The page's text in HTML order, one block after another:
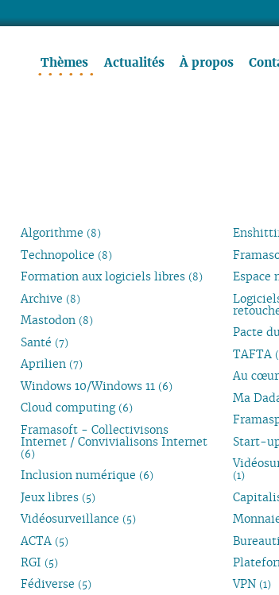
Thèmes Actualités À propos
Algorithme (8)
Technopolice (8)
Formation aux logiciels libres (8)
Archive (8)
Mastodon (8)
Santé (7)
Aprilien (7)
Windows 10/Windows 11 (6)
Cloud computing (6)
Framasoft - Collectivisons
Internet / Convivialisons Internet
(6)
Inclusion numérique (6)
Jeux libres (5)
Vidéosurveillance (5)
ACTA (5)
RGI (5)
Fédiverse (5)
Espace
Pacte
TAFTA
Au
Ma
Start-
(1)
VPN (1)